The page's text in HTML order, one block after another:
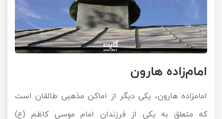
امام‌زاده هارون
امامزاده هارون، یکی دیگر از اماکن مذهبی طالقان است
که متعلق به یکی از فرزندان امام موسی کاظم (ع)